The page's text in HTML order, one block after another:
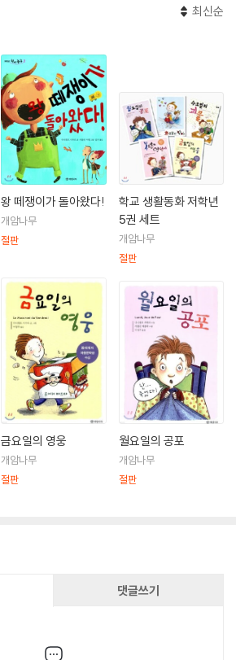
최신순
왕 떼쟁이가 돌아왔다!
개암나무
절판
학교 생활동화 저학년
5권 세트
개암나무
절판
금요일의 영웅
개암나무
절판
월요일의 공포
개암나무
절판
댓글쓰기